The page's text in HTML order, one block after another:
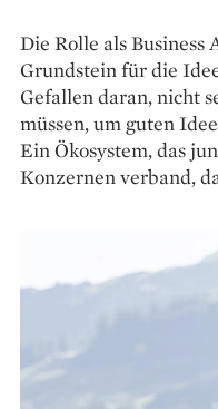
Die Rolle als Business
Grundstein für die
Gefallen daran, nicht
müssen, um guten
Ein Ökosystem, das
Konzernen verband,